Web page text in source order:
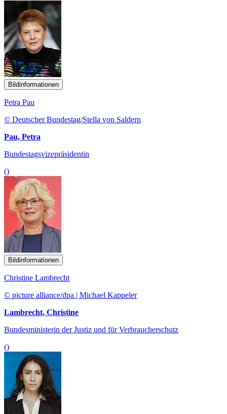
Bildinformationen
Petra Pau
© Deutscher Bundestag/Stella von Saldern
Pau, Petra
Bundestagsvizepräsidentin
()
Bildinformationen
Christine Lambrecht
© picture alliance/dpa | Michael Kappeler
Lambrecht, Christine
Bundesministerin der Justiz und für Verbraucherschutz
()